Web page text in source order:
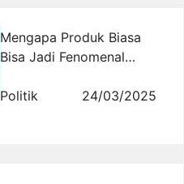
Mengapa Produk Biasa
Bisa Jadi Fenomenal
Politik
24/03/2025